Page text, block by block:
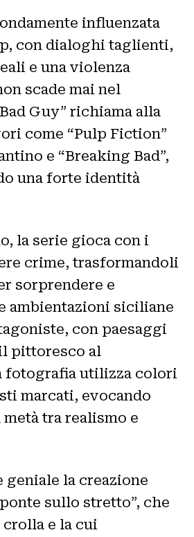
influenzata
con dialoghi taglienti,
e una violenza
scade mai nel
Guy” richiama alla
come “Pulp Fiction”
e “Breaking Bad”,
una forte identità
la serie gioca con i
crime, trasformandoli
sorprendere e
ambientazioni siciliane
con paesaggi
pittoresco al
fotografia utilizza colori
marcati, evocando
metà tra realismo e
geniale la creazione
sullo stretto”, che
crolla e la cui